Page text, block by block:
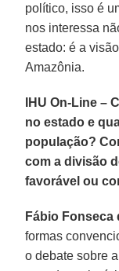
político, isso é
nos interessa
estado: é a
Amazônia.
IHU On-Line –
no estado e
população?
com a divisão
favorável ou
Fábio Fonseca
formas
o debate sobre